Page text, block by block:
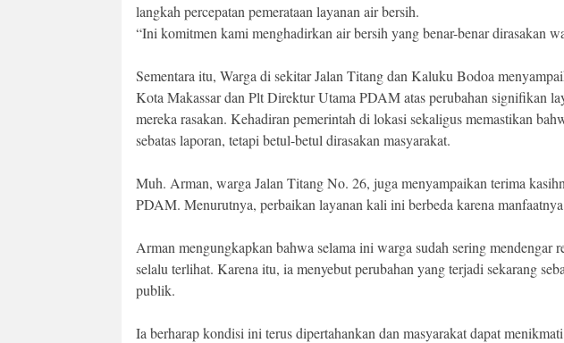
langkah percepatan pemerataan layanan air bersih.
“Ini komitmen kami menghadirkan air bersih yang benar-benar dirasakan
Sementara itu, Warga di sekitar Jalan Titang dan Kaluku Bodoa
Kota Makassar dan Plt Direktur Utama PDAM atas perubahan signifikan
mereka rasakan. Kehadiran pemerintah di lokasi sekaligus memastikan
sebatas laporan, tetapi betul-betul dirasakan masyarakat.
Muh. Arman, warga Jalan Titang No. 26, juga menyampaikan terima
PDAM. Menurutnya, perbaikan layanan kali ini berbeda karena
Arman mengungkapkan bahwa selama ini warga sudah sering mendengar
selalu terlihat. Karena itu, ia menyebut perubahan yang terjadi sekarang
publik.
Ia berharap kondisi ini terus dipertahankan dan masyarakat dapat